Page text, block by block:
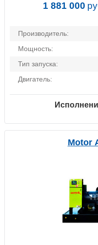
1 881 000
Производитель:
Мощность:
Тип запуска:
Двигатель:
Motor